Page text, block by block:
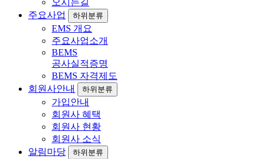
주요사업
하위분류
EMS 개요
주요사업소개
BEMS
공사실적증명
BEMS 자격제도
회원사안내
하위분류
가입안내
회원사 혜택
회원사 현황
회원사 소식
알림마당
하위분류